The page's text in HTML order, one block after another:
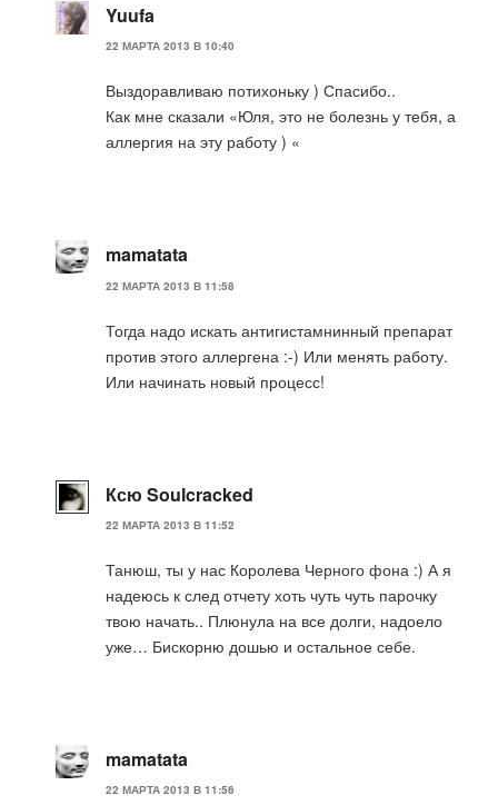
Yuufa
22 МАРТА 2013 В 10:40
Выздоравливаю потихоньку ) Спасибо..
Как мне сказали «Юля, это не болезнь у тебя, а
аллергия на эту работу ) «
mamatata
22 МАРТА 2013 В 11:58
Тогда надо искать антигистамнинный препарат
против этого аллергена :-) Или менять работу.
Или начинать новый процесс!
Ксю Soulcracked
22 МАРТА 2013 В 11:52
Танюш, ты у нас Королева Черного фона :) А я
надеюсь к след отчету хоть чуть чуть парочку
твою начать.. Плюнула на все долги, надоело
уже… Бискорню дошью и остальное себе.
mamatata
22 МАРТА 2013 В 11:56